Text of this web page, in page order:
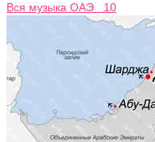
Вся музыка ОАЭ 10